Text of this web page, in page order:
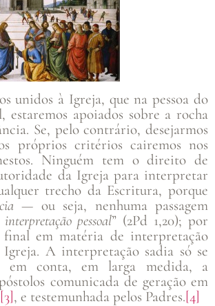
unidos à Igreja, que na pessoa do
estaremos apoiados sobre a rocha
Se, pelo contrário, desejarmos
próprios critérios cairemos nos
Ninguém tem o direito de
da Igreja para interpretar
trecho da Escritura, porque
— ou seja, nenhuma passagem
pessoal” (2Pd 1,20); por
final em matéria de interpretação
Igreja. A interpretação sadia só se
em conta, em larga medida, a
comunicada de geração em
[3], e testemunhada pelos Padres.[4]